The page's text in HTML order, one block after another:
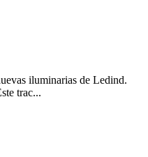
iluminarias de Ledind.
trac...